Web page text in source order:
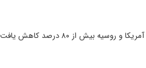
پس از سه دهه خلع سلاح هسته‌ای پس از جنگ سرد، که طی آن زرادخانه‌های آمریکا و روسیه بیش از ۸۰ درصد